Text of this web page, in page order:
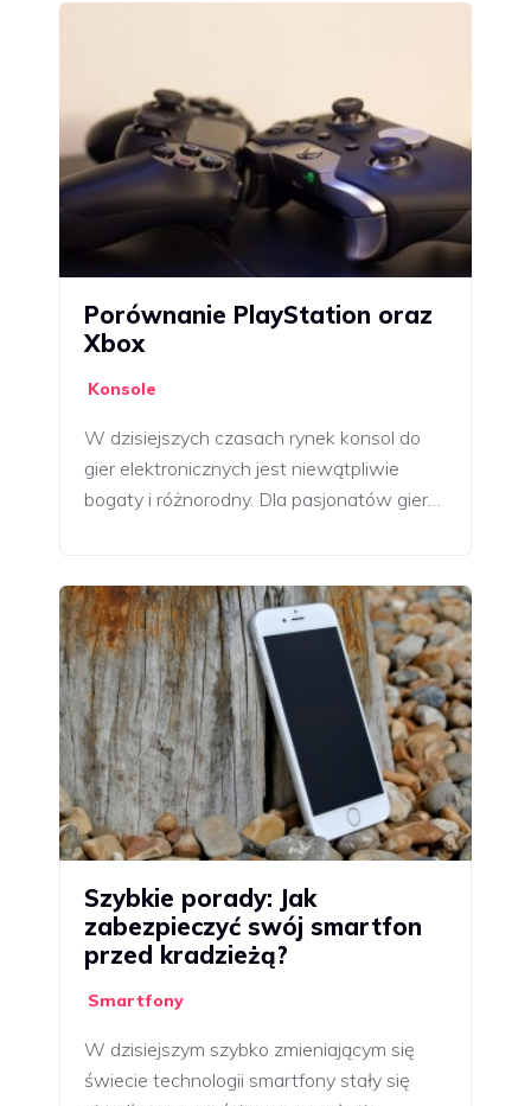
Porównanie PlayStation oraz
Xbox
Konsole
W dzisiejszych czasach rynek konsol do
gier elektronicznych jest niewątpliwie
bogaty i różnorodny. Dla pasjonatów gier…
Szybkie porady: Jak
zabezpieczyć swój smartfon
przed kradzieżą?
Smartfony
W dzisiejszym szybko zmieniającym się
świecie technologii smartfony stały się